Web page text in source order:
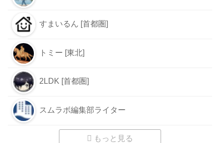
すまいるん [首都圏]
トミー [東北]
2LDK [首都圏]
スムラボ編集部ライター
もっと見る